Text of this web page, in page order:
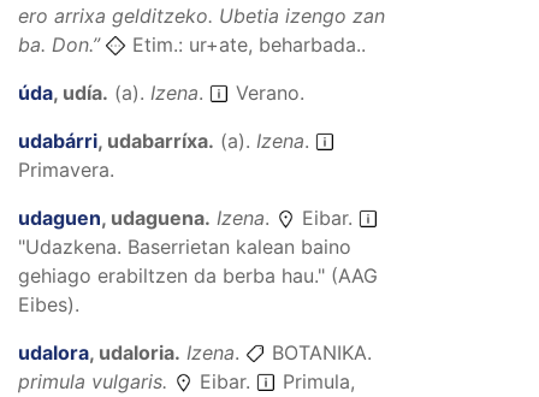
ero arrixa gelditzeko. Ubetia izengo zan
ba. Don.”
Etim.: ur+ate, beharbada..
úda, udía. (a). Izena.
Verano.
udabárri, udabarríxa. (a). Izena.
Primavera.
udaguen, udaguena. Izena.
Eibar.
"Udazkena. Baserrietan kalean baino
gehiago erabiltzen da berba hau." (AAG
Eibes).
udalora, udaloria. Izena.
BOTANIKA.
primula vulgaris.
Eibar.
Primula,